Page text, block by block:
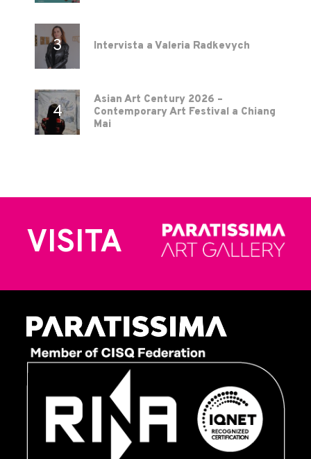
Intervista a Valeria Radkevych
Asian Art Century 2026 –
Contemporary Art Festival a Chiang
Mai
VISITA